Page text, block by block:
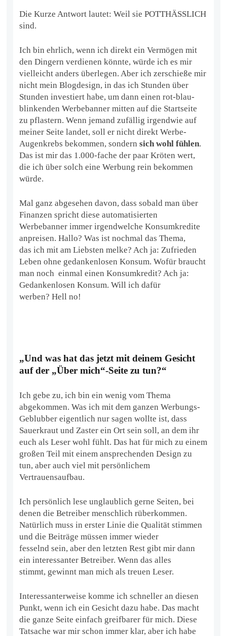
Die Kurze Antwort lautet: Weil sie POTTHÄSSLICH
sind.
Ich bin ehrlich, wenn ich direkt ein Vermögen mit
den Dingern verdienen könnte, würde ich es mir
vielleicht anders überlegen. Aber ich zerschieße mir
nicht mein Blogdesign, in das ich Stunden über
Stunden investiert habe, um dann einen rot-blau-
blinkenden Werbebanner mitten auf die Startseite
zu pflastern. Wenn jemand zufällig irgendwie auf
meiner Seite landet, soll er nicht direkt Werbe-
Augenkrebs bekommen, sondernsich wohl fühlen.
Das ist mir das 1.000-fache der paar Kröten wert,
die ich über solch eine Werbung rein bekommen
würde.
Mal ganz abgesehen davon, dass sobald man über
Finanzen spricht diese automatisierten
Werbebanner immer irgendwelche Konsumkredite
anpreisen. Hallo? Was ist nochmal das Thema,
das ich mit am Liebsten melke? Ach ja: Zufrieden
Leben ohne gedankenlosen Konsum. Wofür braucht
man noch einmal einen Konsumkredit? Ach ja:
Gedankenlosen Konsum. Will ich dafür
werben? Hell no!
„Und was hat das jetzt mit deinem Gesicht
auf der „Über mich“-Seite zu tun?“
Ich gebe zu, ich bin ein wenig vom Thema
abgekommen. Was ich mit dem ganzen Werbungs-
Geblubber eigentlich nur sagen wollte ist, dass
Sauerkraut und Zaster ein Ort sein soll, an dem ihr
euch als Leser wohl fühlt. Das hat für mich zu einem
großen Teil mit einem ansprechenden Design zu
tun, aber auch viel mit persönlichem
Vertrauensaufbau.
Ich persönlich lese unglaublich gerne Seiten, bei
denen die Betreiber menschlich rüberkommen.
Natürlich muss in erster Linie die Qualität stimmen
und die Beiträge müssen immer wieder
fesselnd sein, aber den letzten Rest gibt mir dann
ein interessanter Betreiber. Wenn das alles
stimmt, gewinnt man mich als treuen Leser.
Interessanterweise komme ich schneller an diesen
Punkt, wenn ich ein Gesicht dazu habe. Das macht
die ganze Seite einfach greifbarer für mich. Diese
Tatsache war mir schon immer klar, aber ich habe